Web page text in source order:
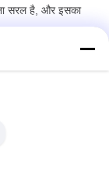
सरल है, और इसका
पर आधारित है।